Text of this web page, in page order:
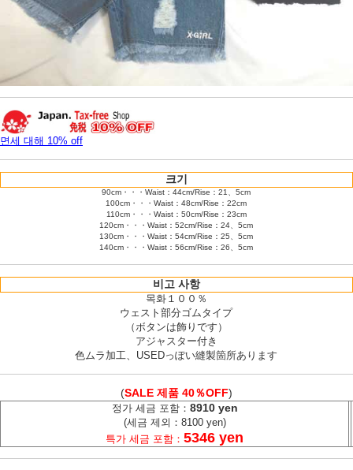
면세 대해 10% off
크기
90cm・・・Waist：44cm/Rise：21、5cm
100cm・・・Waist：48cm/Rise：22cm
110cm・・・Waist：50cm/Rise：23cm
120cm・・・Waist：52cm/Rise：24、5cm
130cm・・・Waist：54cm/Rise：25、5cm
140cm・・・Waist：56cm/Rise：26、5cm
비고 사항
목화１００％
ウェスト部分ゴムタイプ
（ボタンは飾りです）
アジャスター付き
色ムラ加工、USEDっぽい縫製箇所あります
(SALE 제품 40％OFF)
정가 세금 포함： 8910 yen
(세금 제외：8100 yen)
특가 세금 포함： 5346 yen